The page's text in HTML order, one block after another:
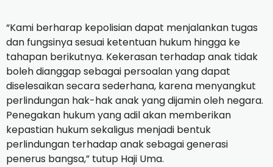
“Kami berharap kepolisian dapat menjalankan tugas
dan fungsinya sesuai ketentuan hukum hingga ke
tahapan berikutnya. Kekerasan terhadap anak tidak
boleh dianggap sebagai persoalan yang dapat
diselesaikan secara sederhana, karena menyangkut
perlindungan hak-hak anak yang dijamin oleh negara.
Penegakan hukum yang adil akan memberikan
kepastian hukum sekaligus menjadi bentuk
perlindungan terhadap anak sebagai generasi
penerus bangsa,” tutup Haji Uma.